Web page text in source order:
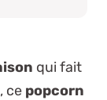
qui fait
ce popcorn